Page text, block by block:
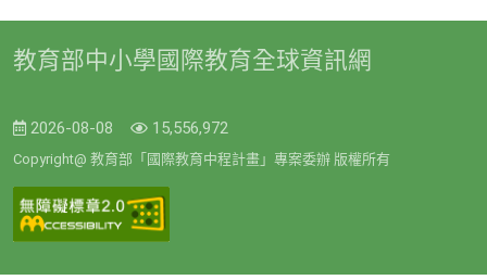
教育部中小學國際教育全球資訊網
2026-08-08 15,556,972
Copyright@ 教育部「國際教育中程計畫」專案委辦 版權所有